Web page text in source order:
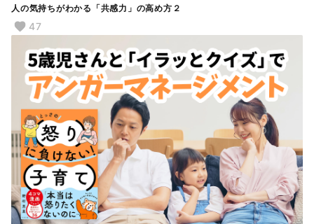
人の気持ちがわかる「共感力」の高め方２
47